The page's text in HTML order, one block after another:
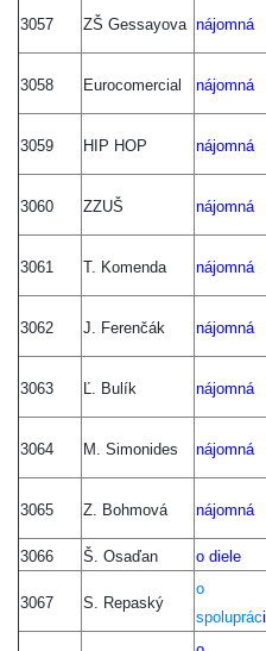
3057 ZŠ Gessayova nájomná
3058 Eurocomercial nájomná
3059 HIP HOP nájomná
3060 ZZUŠ nájomná
3061 T. Komenda nájomná
3062 J. Ferenčák nájomná
3063 Ľ. Bulík nájomná
3064 M. Simonides nájomná
3065 Z. Bohmová nájomná
3066 Š. Osaďan o diele
3067 S. Repaský
o
spolupráci